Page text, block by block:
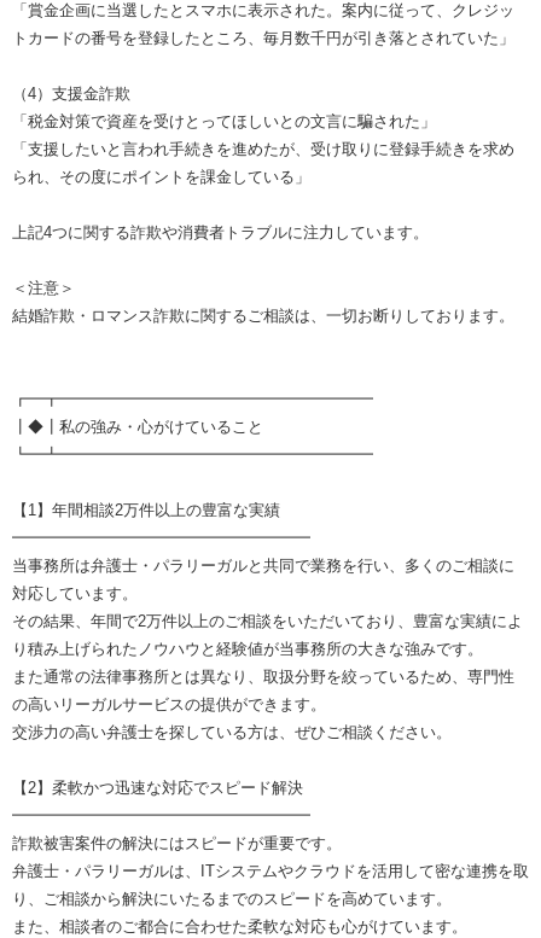
「賞金企画に当選したとスマホに表示された。案内に従って、クレジッ
トカードの番号を登録したところ、毎月数千円が引き落とされていた」
（4）支援金詐欺
「税金対策で資産を受けとってほしいとの文言に騙された」
「支援したいと言われ手続きを進めたが、受け取りに登録手続きを求め
られ、その度にポイントを課金している」
上記4つに関する詐欺や消費者トラブルに注力しています。
＜注意＞
結婚詐欺・ロマンス詐欺に関するご相談は、一切お断りしております。
┏━┳━━━━━━━━━━━━━━━━━━━━
┃◆┃私の強み・心がけていること
┗━┻━━━━━━━━━━━━━━━━━━━━
【1】年間相談2万件以上の豊富な実績
━━━━━━━━━━━━━━━━━━━
当事務所は弁護士・パラリーガルと共同で業務を行い、多くのご相談に
対応しています。
その結果、年間で2万件以上のご相談をいただいており、豊富な実績によ
り積み上げられたノウハウと経験値が当事務所の大きな強みです。
また通常の法律事務所とは異なり、取扱分野を絞っているため、専門性
の高いリーガルサービスの提供ができます。
交渉力の高い弁護士を探している方は、ぜひご相談ください。
【2】柔軟かつ迅速な対応でスピード解決
━━━━━━━━━━━━━━━━━━━
詐欺被害案件の解決にはスピードが重要です。
弁護士・パラリーガルは、ITシステムやクラウドを活用して密な連携を取
り、ご相談から解決にいたるまでのスピードを高めています。
また、相談者のご都合に合わせた柔軟な対応も心がけています。